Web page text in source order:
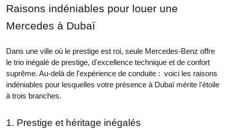
Raisons indéniables pour louer une
Mercedes à Dubaï
Dans une ville où le prestige est roi, seule Mercedes-Benz offre
le trio inégalé de prestige, d'excellence technique et de confort
suprême. Au-delà de l'expérience de conduite : voici les raisons
indéniables pour lesquelles votre présence à Dubaï mérite l'étoile
à trois branches.
1. Prestige et héritage inégalés